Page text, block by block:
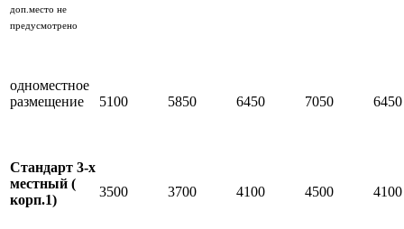
доп.место не
предусмотрено
одноместное
размещение
5100 5850 6450 7050 6450
Стандарт 3-х
местный (
корп.1)
3500 3700 4100 4500 4100